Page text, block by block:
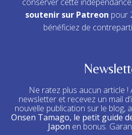
soutenir sur Patreon pour
bénéficiez de
Ne ratez plus aucun article !
newsletter et recevez un mail
nouvelle publication sur le blog,
Onsen Tamago, le petit guide
Japon en bonus.